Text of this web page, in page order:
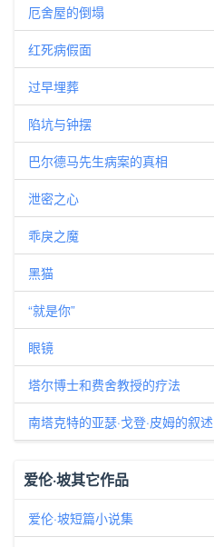
厄舍屋的倒塌
红死病假面
过早埋葬
陷坑与钟摆
巴尔德马先生病案的真相
泄密之心
乖戾之魔
黑猫
“就是你”
眼镜
塔尔博士和费舍教授的疗法
南塔克特的亚瑟·戈登·皮姆的叙述
爱伦·坡其它作品
爱伦·坡短篇小说集